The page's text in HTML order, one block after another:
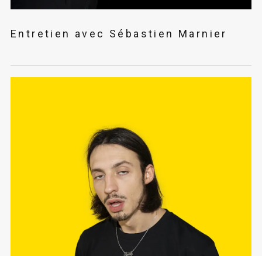
Entretien avec Sébastien Marnier